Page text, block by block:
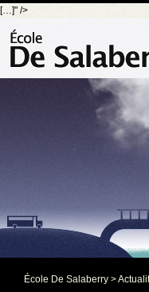
[…]" />
École De Salaberry >